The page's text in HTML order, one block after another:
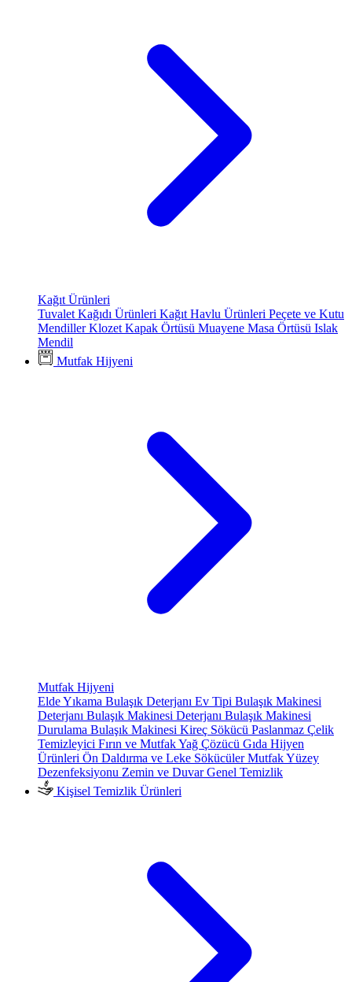
Kağıt Ürünleri
Tuvalet Kağıdı Ürünleri Kağıt Havlu Ürünleri Peçete ve Kutu
MendillerKlozet Kapak Örtüsü Muayene Masa Örtüsü Islak
Mendil
Mutfak Hijyeni
Mutfak Hijyeni
Elde Yıkama Bulaşık Deterjanı Ev Tipi Bulaşık Makinesi
Deterjanı Bulaşık Makinesi Deterjanı Bulaşık Makinesi
Durulama Bulaşık Makinesi Kireç Sökücü Paslanmaz Çelik
Temizleyici Fırın ve Mutfak Yağ Çözücü Gıda Hijyen
Ürünleri Ön Daldırma ve Leke SökücülerMutfak Yüzey
Dezenfeksiyonu Zemin ve Duvar Genel Temizlik
Kişisel Temizlik Ürünleri